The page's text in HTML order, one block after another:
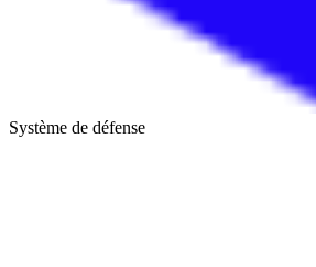
Système de défense